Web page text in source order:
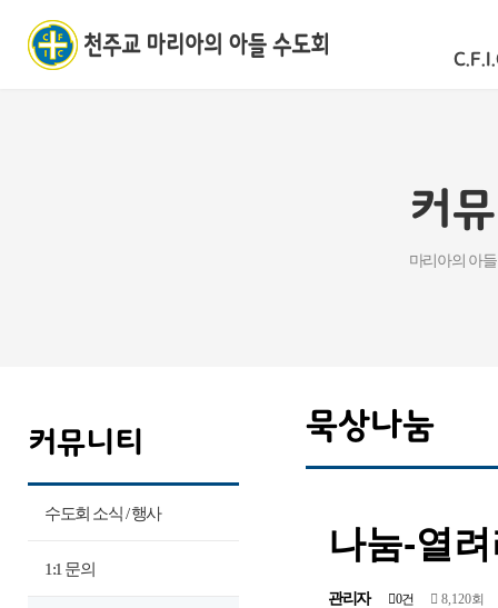
커
마리아의 아
커뮤니티
수도회 소식 / 행사
1:1 문의
묵상나눔
나눔-열
관리자 0건 8,120회